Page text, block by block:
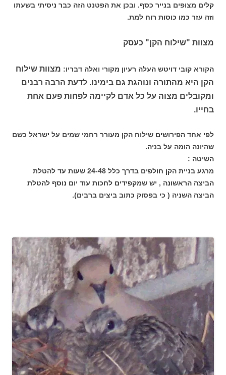
קלים מצופים בנייר כסף. ובכן את הפטנט הזה כבר ניסיתי בשעתו
וזה עזר כמו כוסות רוח למת.
מצוות "שילוח הקן" כעסק
הקורא קובי דויטש העלה רעיון מקורי ואלה דבריו: מצוות שילוח
הקן היא מהתורה ונוהגת גם בימינו. לדעת הרבה רבנים
ומקובלים מצוה על כל אדם לקיימה לפחות פעם אחת
בחייו.
לפי אחד הפירושים שילוח הקן מעורר רחמי שמים על ישראל כשם
שהיונה הומה על בניה.
השיטה :
מרגע בניית הקן חולפים בדרך כלל 24-48 שעות עד להטלת
הביצה הראשונה , יש שמקפידים לחכות עוד יום נוסף להטלת
הביצה השניה ( כי בפסוק כתוב ביצים ברבים).